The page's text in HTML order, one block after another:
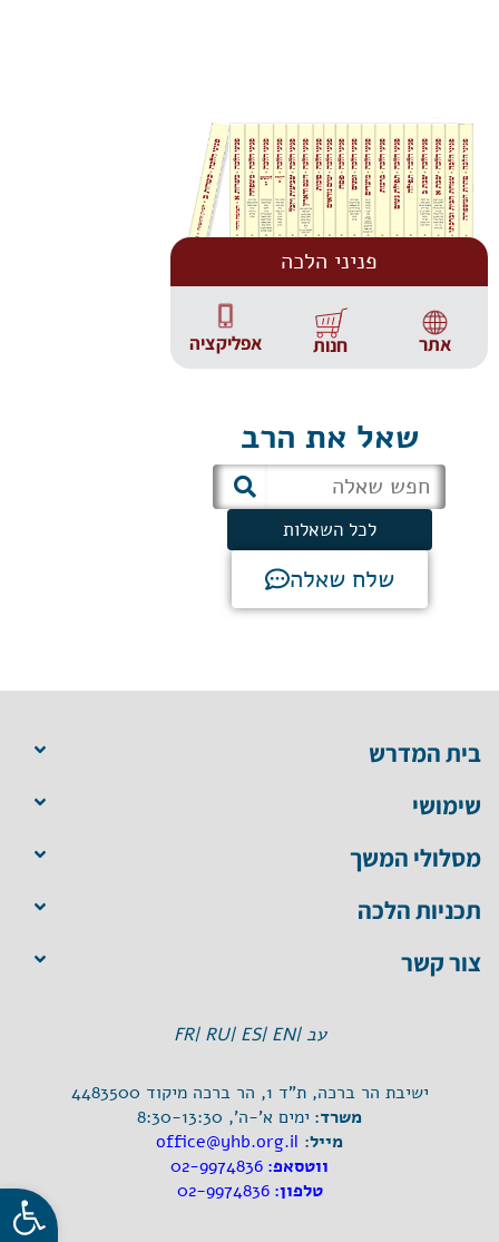
פניני הלכה
אתר חנות אפליקציה
שאל את הרב
לכל השאלות
שלח שאלה
בית המדרש
שימושי
מסלולי המשך
תכניות הלכה
צור קשר
עב |EN |
ES |
RU |
FR
ישיבת הר ברכה, ת"ד 1, הר ברכה מיקוד 4483500
משרד: ימים א'-ה', 8:30-13:30
מייל: office@yhb.org.il
ווטסאפ: 02-9974836
טלפון:02-9974836 פתח